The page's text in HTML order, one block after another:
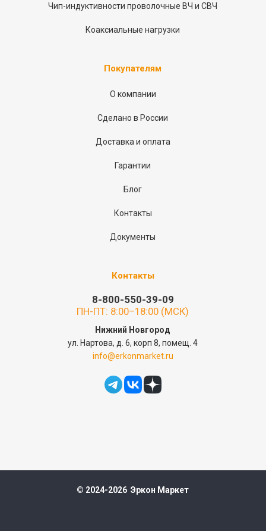
Чип-индуктивности проволочные ВЧ и СВЧ
Коаксиальные нагрузки
Покупателям
О компании
Сделано в России
Доставка и оплата
Гарантии
Блог
Контакты
Документы
Контакты
8-800-550-39-09
ПН-ПТ: 8:00–18:00 (МСК)
Нижний Новгород
ул. Нартова, д. 6, корп 8, помещ. 4
info@erkonmarket.ru
© 2024-2026 Эркон Маркет